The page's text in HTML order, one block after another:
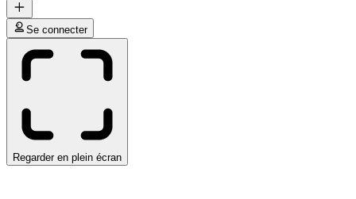
Se connecter
Regarder en plein écran